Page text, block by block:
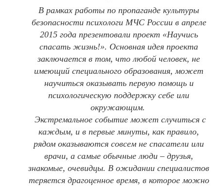
В рамках работы по пропаганде культуры
безопасности психологи МЧС России в апреле
2015 года презентовали проект «Научись
спасать жизнь!». Основная идея проекта
заключается в том, что любой человек, не
имеющий специального образования, может
научиться оказывать первую помощь и
психологическую поддержку себе или
окружающим.
Экстремальное событие может случиться с
каждым, и в первые минуты, как правило,
рядом оказываются совсем не спасатели или
врачи, а самые обычные люди – друзья,
знакомые, очевидцы. В ожидании специалистов
теряется драгоценное время, в которое можно